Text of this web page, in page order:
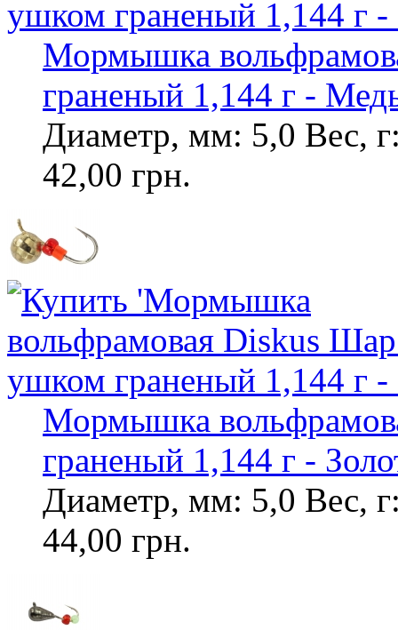
Мормышка
граненый 1,144 г -
Диаметр, мм: 5,0 Вес,
42,00 грн.
Мормышка
граненый 1,144 г -
Диаметр, мм: 5,0 Вес,
44,00 грн.